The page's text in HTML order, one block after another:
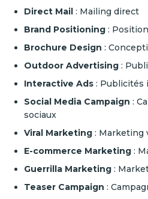
Direct Mail : Mailing direct
Brand Positioning :
Brochure Design :
Outdoor Advertising :
Interactive Ads : Publicités
Social Media Campaign :
sociaux
Viral Marketing : Marketing
E-commerce Marketing :
Guerrilla Marketing :
Teaser Campaign :